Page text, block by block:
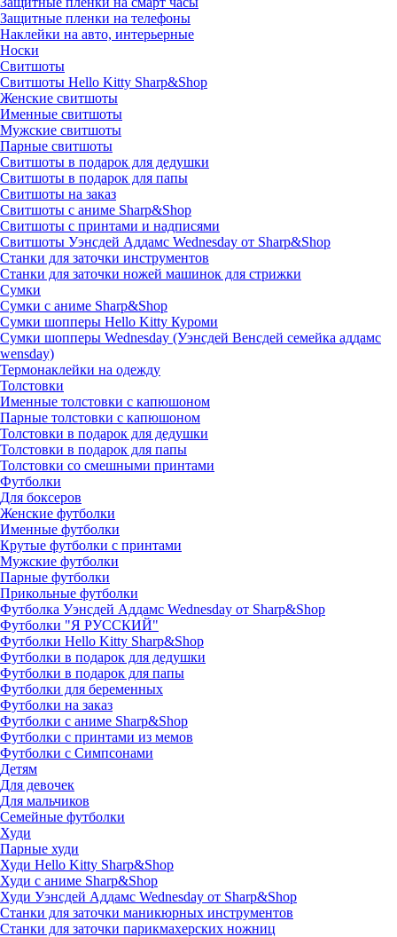
Защитные пленки на телефоны
Наклейки на авто, интерьерные
Носки
Свитшоты
Cвитшоты Hello Kitty Sharp&Shop
Женские свитшоты
Именные свитшоты
Мужские свитшоты
Парные свитшоты
Свитшоты в подарок для дедушки
Свитшоты в подарок для папы
Свитшоты на заказ
Свитшоты с аниме Sharp&Shop
Свитшоты с принтами и надписями
Свитшоты Уэнсдей Аддамс Wednesday от Sharp&Shop
Станки для заточки инструментов
Станки для заточки ножей машинок для стрижки
Сумки
Сумки с аниме Sharp&Shop
Сумки шопперы Hello Kitty Куроми
Сумки шопперы Wednesday (Уэнсдей Венсдей семейка аддамс
wensday)
Термонаклейки на одежду
Толстовки
Именные толстовки с капюшоном
Парные толстовки с капюшоном
Толстовки в подарок для дедушки
Толстовки в подарок для папы
Толстовки со смешными принтами
Футболки
Для боксеров
Женские футболки
Именные футболки
Крутые футболки с принтами
Мужские футболки
Парные футболки
Прикольные футболки
Футболка Уэнсдей Аддамс Wednesday от Sharp&Shop
Футболки "Я РУССКИЙ"
Футболки Hello Kitty Sharp&Shop
Футболки в подарок для дедушки
Футболки в подарок для папы
Футболки для беременных
Футболки на заказ
Футболки с аниме Sharp&Shop
Футболки с принтами из мемов
Футболки с Симпсонами
Детям
Для девочек
Для мальчиков
Семейные футболки
Худи
Парные худи
Худи Hello Kitty Sharp&Shop
Худи с аниме Sharp&Shop
Худи Уэнсдей Аддамс Wednesday от Sharp&Shop
Станки для заточки маникюрных инструментов
Станки для заточки парикмахерских ножниц